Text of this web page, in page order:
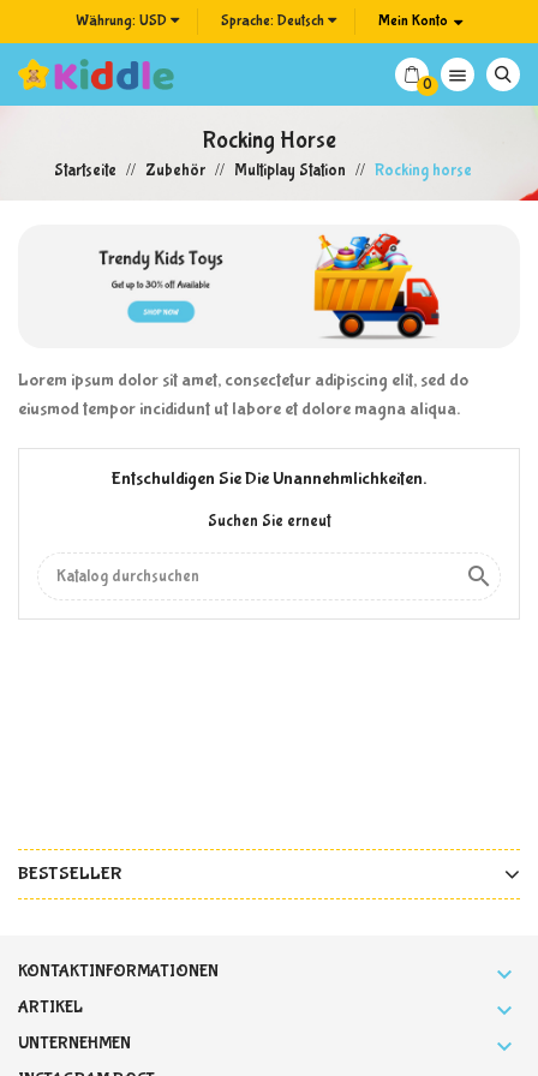
Währung: USD Sprache: Deutsch Mein Konto
0 
Rocking Horse
Startseite Zubehör Multiplay Station Rocking horse
Lorem ipsum dolor sit amet, consectetur adipiscing elit, sed do
eiusmod tempor incididunt ut labore et dolore magna aliqua.
Entschuldigen Sie Die Unannehmlichkeiten.
Suchen Sie erneut

BESTSELLER
KONTAKTINFORMATIONEN 
ARTIKEL 
UNTERNEHMEN 